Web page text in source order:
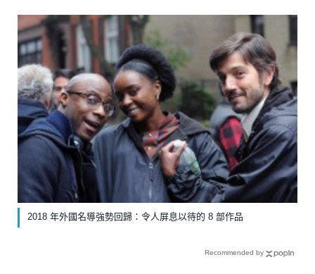
2018 年外國名導強勢回歸：令人屏息以待的 8 部作品
Recommended by